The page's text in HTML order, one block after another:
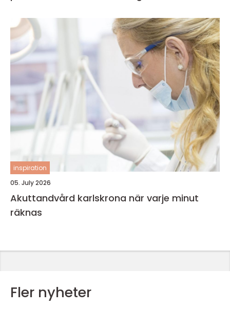
inspiration
05. July 2026
Akuttandvård karlskrona när varje minut
räknas
Fler nyheter